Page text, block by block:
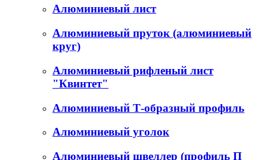
Алюминиевый лист
Алюминиевый пруток (алюминиевый
круг)
Алюминиевый рифленый лист
"Квинтет"
Алюминиевый Т-образный профиль
Алюминиевый уголок
Алюминиевый швеллер (профиль П